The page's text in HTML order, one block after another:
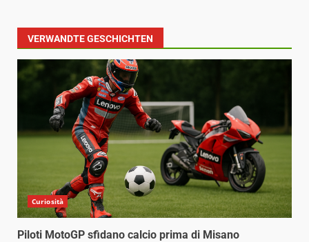
VERWANDTE GESCHICHTEN
Curiosità
Piloti MotoGP sfidano calcio prima di Misano